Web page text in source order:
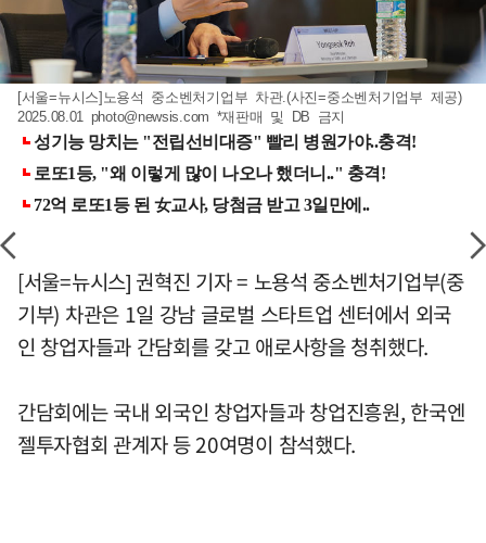
[서울=뉴시스]노용석 중소벤처기업부 차관.(사진=중소벤처기업부 제공)
2025.08.01 photo@newsis.com *재판매 및 DB 금지
[서울=뉴시스] 권혁진 기자 = 노용석 중소벤처기업부(중
기부) 차관은 1일 강남 글로벌 스타트업 센터에서 외국
인 창업자들과 간담회를 갖고 애로사항을 청취했다.
간담회에는 국내 외국인 창업자들과 창업진흥원, 한국엔
젤투자협회 관계자 등 20여명이 참석했다.